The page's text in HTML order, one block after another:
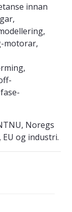
innan
motorar,
Noregs
og industri.